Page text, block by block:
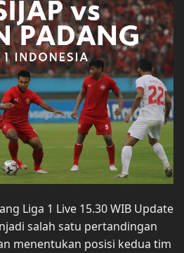
Liga 1 Live 15.30 WIB Update
salah satu pertandingan
menentukan posisi kedua tim